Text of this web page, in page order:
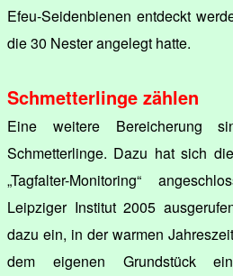
Efeu-Seidenbienen entdeckt
die 30 Nester angelegt hatte.
Schmetterlinge zählen
Eine weitere Bereicherung
Schmetterlinge. Dazu hat sich
„Tagfalter-Monitoring“
Leipziger Institut 2005
dazu ein, in der warmen
dem eigenen Grundstück